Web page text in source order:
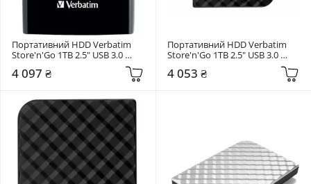
Портативний HDD Verbatim
Store'n'Go 1TB 2.5" USB 3.0
4 097 ₴
Портативний HDD Verbatim
Store'n'Go 1TB 2.5" USB 3.0
4 053 ₴